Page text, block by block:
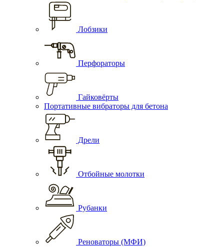
Лобзики
Перфораторы
Гайковёрты
Портативные вибраторы для бетона
Дрели
Отбойные молотки
Рубанки
Реноваторы (МФИ)